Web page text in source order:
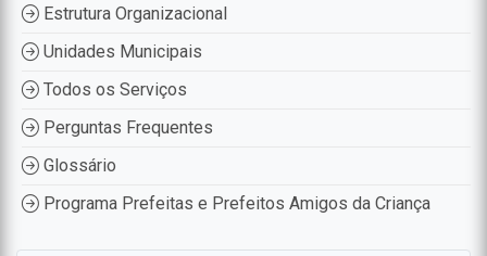
Estrutura Organizacional
Unidades Municipais
Todos os Serviços
Perguntas Frequentes
Glossário
Programa Prefeitas e Prefeitos Amigos da Criança